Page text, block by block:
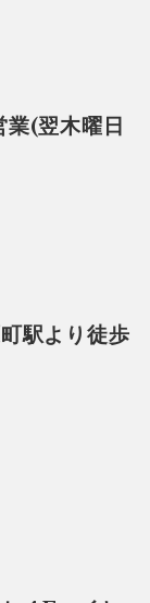
(翌木曜日
駅より徒歩